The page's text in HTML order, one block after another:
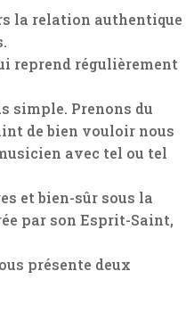
la relation authentique
reprend régulièrement
simple. Prenons du
de bien vouloir nous
avec tel ou tel
et bien-sûr sous la
par son Esprit-Saint,
présente deux